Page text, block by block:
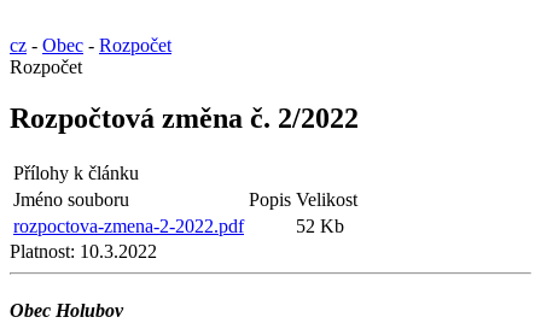
cz - Obec - Rozpočet
Rozpočet
Rozpočtová změna č. 2/2022
Přílohy k článku
Jméno souboru
Popis Velikost
rozpoctova-zmena-2-2022.pdf
52 Kb
Platnost: 10.3.2022
Obec Holubov